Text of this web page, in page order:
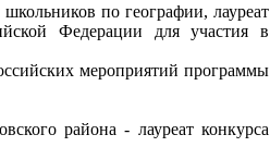
по географии, лауреат
Федерации для участия в
мероприятий программы
района - лауреат конкурса